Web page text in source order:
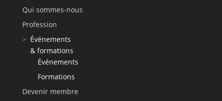
Qui sommes-nous
Profession
Événements
& formations
Événements
Formations
Devenir membre